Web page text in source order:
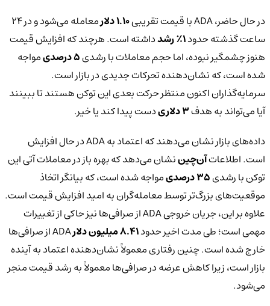
در حال حاضر، ADA با قیمت تقریبی
۱.۱۰ دلار
معامله می‌شود و در ۲۴
ساعت گذشته حدود۱٪ رشد
داشته است. هرچند که افزایش قیمت
هنوز چشمگیر نبوده، اما حجم معاملات با رشدی۵ درصدی
مواجه
شده است، که نشان‌دهنده تحرکات جدیدی در بازار است.
سرمایه‌گذاران اکنون منتظر حرکت بعدی این توکن هستند تا ببینند
آیا می‌تواند به هدف۳ دلاری
دست پیدا کند یا خیر.
داده‌های بازار نشان می‌دهند که اعتماد به ADA در حال افزایش
است. اطلاعاتآن‌چیننشان می‌دهد که بهره باز در معاملات آتی این
توکن با رشدی۳۵ درصدی
مواجه شده است، که بیانگر اتخاذ
موقعیت‌های بزرگ‌تر توسط معامله‌گران به امید افزایش قیمت است.
علاوه بر این، جریان خروجی ADA از صرافی‌ها نیز حاکی از تغییرات
مهمی است؛ طی مدت اخیر حدود۸.۴۱ میلیون دلار
ADA از صرافی‌ها
خارج شده است. چنین رفتاری معمولاً نشان‌دهنده اعتماد به آینده
بازار است، زیرا کاهش عرضه در صرافی‌ها معمولاً به رشد قیمت منجر
می‌شود.